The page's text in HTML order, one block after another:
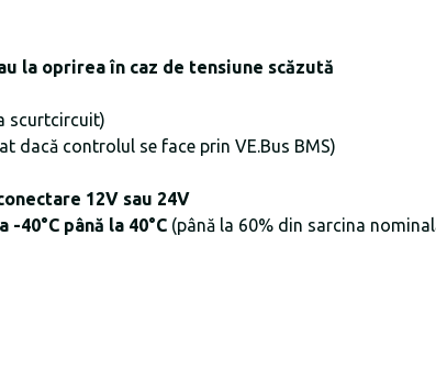
la oprirea în caz de tensiune scăzută
scurtcircuit)
dacă controlul se face prin VE.Bus BMS)
12V sau 24V
40°C până la 40°C (până la 60% din sarcina